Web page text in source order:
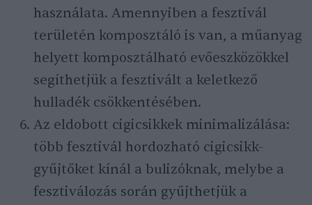
használata. Amennyiben a fesztivál
területén komposztáló is van, a műanyag
helyett komposztálható evőeszközökkel
segíthetjük a fesztivált a keletkező
hulladék csökkentésében.
Az eldobott cigicsikkek minimalizálása:
több fesztivál hordozható cigicsikk-
gyűjtőket kínál a bulizóknak, melybe a
fesztiválozás során gyűjthetjük a